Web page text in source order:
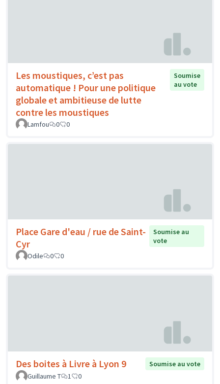
Les moustiques, c’est pas
automatique ! Pour une politique
globale et ambitieuse de lutte
contre les moustiques
Soumise
au vote
Lamfou 0 0
Place Gare d'eau / rue de Saint-
Cyr
Soumise au
vote
Odile
0 0
Des boites à Livre à Lyon 9
Soumise au vote
Guillaume T
1 0